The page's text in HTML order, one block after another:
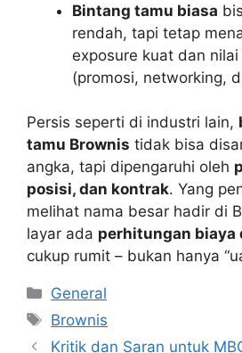
Bintang tamu biasa
rendah, tapi tetap
exposure kuat dan
(promosi, networking,
Persis seperti di industri lain,
tamu Brownis tidak bisa
angka, tapi dipengaruhi oleh
posisi, dan kontrak. Yang
melihat nama besar hadir di
layar ada perhitungan biaya
cukup rumit – bukan hanya
Kategori
General
Tag
Brownis
Kritik dan Saran untuk